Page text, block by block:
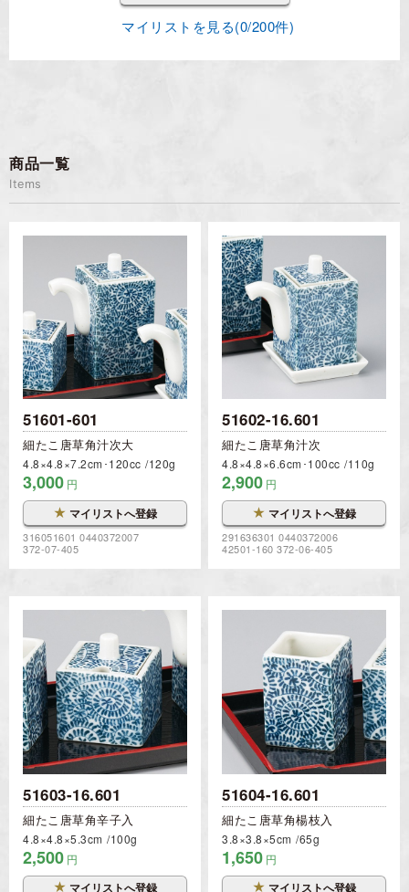
マイリストを見る(0/200件)
商品一覧
Items
51601-601
細たこ唐草角汁次大
4.8×4.8×7.2cm･120cc 120g
3,000 円
★ マイリストへ登録
316051601 0440372007
372-07-405
51602-16.601
細たこ唐草角汁次
4.8×4.8×6.6cm･100cc 110g
2,900 円
★ マイリストへ登録
291636301 0440372006
42501-160 372-06-405
51603-16.601
細たこ唐草角辛子入
4.8×4.8×5.3cm 100g
2,500 円
★ マイリストへ登録
51604-16.601
細たこ唐草角楊枝入
3.8×3.8×5cm 65g
1,650 円
★ マイリストへ登録